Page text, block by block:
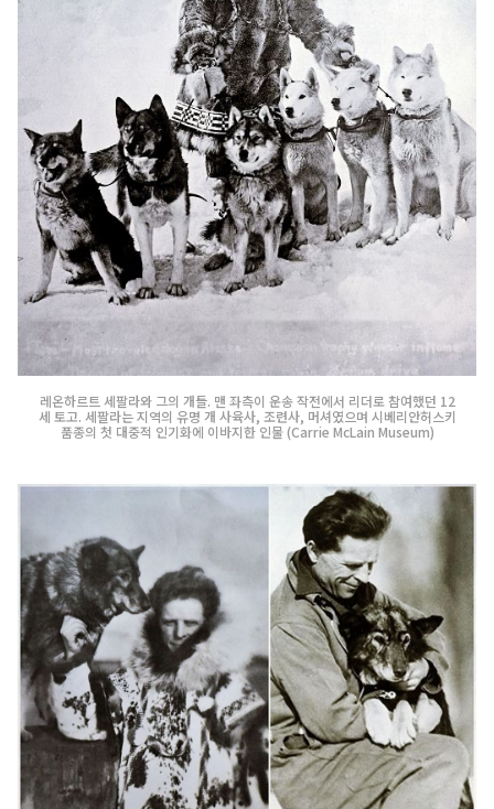
레온하르트 세팔라와 그의 개들. 맨 좌측이 운송 작전에서 리더로 참여했던 12
세 토고. 세팔라는 지역의 유명 개 사육사, 조련사, 머셔였으며 시베리안허스키
품종의 첫 대중적 인기화에 이바지한 인물 (Carrie McLain Museum)